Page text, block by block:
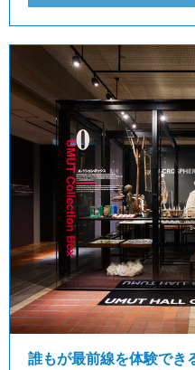
誰もが最前線を体験でき